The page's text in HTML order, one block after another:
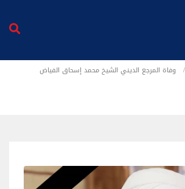
وفاة المرجع الديني الشيخ محمد إسحاق الفياض